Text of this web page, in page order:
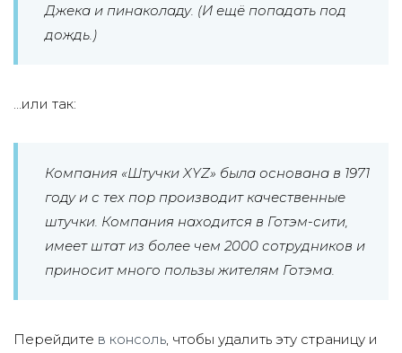
Джека и пинаколаду. (И ещё попадать под
дождь.)
…или так:
Компания «Штучки XYZ» была основана в 1971
году и с тех пор производит качественные
штучки. Компания находится в Готэм-сити,
имеет штат из более чем 2000 сотрудников и
приносит много пользы жителям Готэма.
Перейдите в консоль, чтобы удалить эту страницу и